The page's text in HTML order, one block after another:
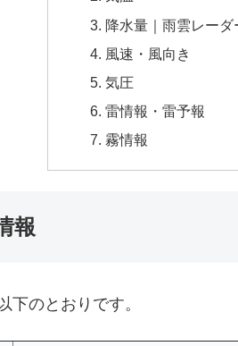
降水量｜雨雲レーダ
風速・風向き
気圧
雷情報・雷予報
霧情報
報
下のとおりです。